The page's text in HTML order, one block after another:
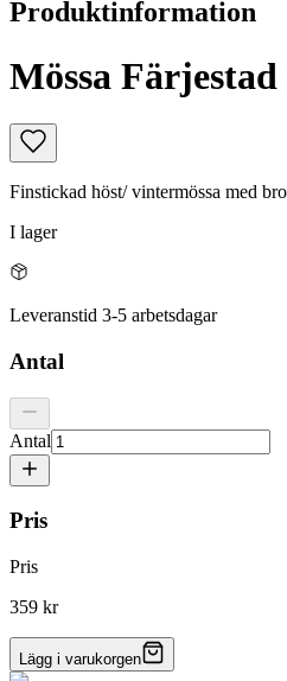
Produktinformation
Mössa
Finstickad höst/ vintermössa med
I lager
Leveranstid 3-5 arbetsdagar
Antal
Antal
Pris
Pris
359 kr
Lägg i varukorgen